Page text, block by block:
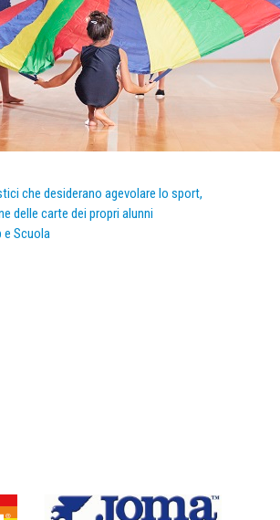
che desiderano agevolare lo sport,
delle carte dei propri alunni
e Scuola